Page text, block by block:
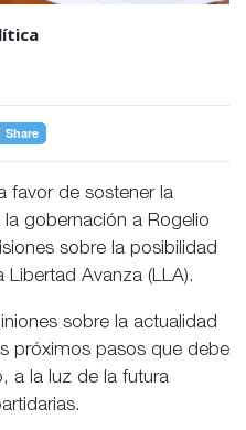
favor de sostener la
gobernación a Rogelio
sobre la posibilidad
Avanza (LLA).
sobre la actualidad
próximos pasos que debe
a la luz de la futura